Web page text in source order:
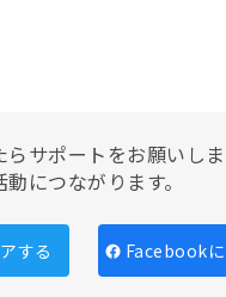
サポートをお願いしま
につながります。
する Facebook